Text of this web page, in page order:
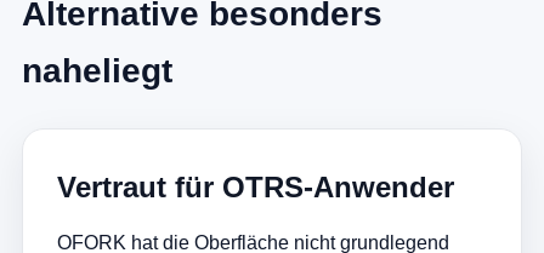
Alternative besonders
naheliegt
Vertraut für OTRS-Anwender
OFORK hat die Oberfläche nicht grundlegend